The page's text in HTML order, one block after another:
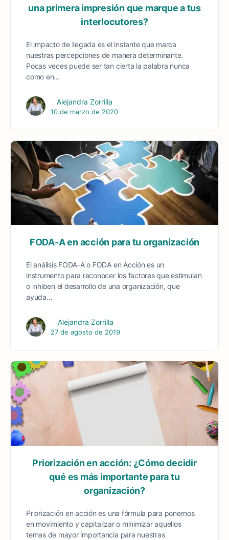
una primera impresión que marque a tus
interlocutores?
El impacto de llegada es el instante que marca
nuestras percepciones de manera determinante.
Pocas veces puede ser tan cierta la palabra nunca
como en…
Alejandra Zorrilla
10 de marzo de 2020
FODA-A en acción para tu organización
El análisis FODA-A o FODA en Acción es un
instrumento para reconocer los factores que estimulan
o inhiben el desarrollo de una organización, que
ayuda…
Alejandra Zorrilla
27 de agosto de 2019
Priorización en acción: ¿Cómo decidir
qué es más importante para tu
organización?
Priorización en acción es una fórmula para ponernos
en movimiento y capitalizar o minimizar aquellos
temas de mayor importancia para nuestras